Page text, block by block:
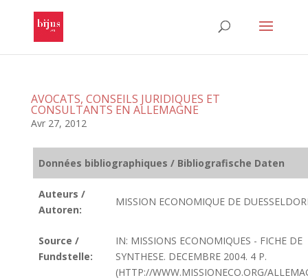
AVOCATS, CONSEILS JURIDIQUES ET
CONSULTANTS EN ALLEMAGNE
Avr 27, 2012
Données bibliographiques / Bibliografische Daten
Auteurs /
Autoren:
MISSION ECONOMIQUE DE
Source /
Fundstelle:
IN: MISSIONS ECONOMIQUES - FICHE DE
SYNTHESE. DECEMBRE 2004. 4 P.
(HTTP://WWW.MISSIONECO.ORG/